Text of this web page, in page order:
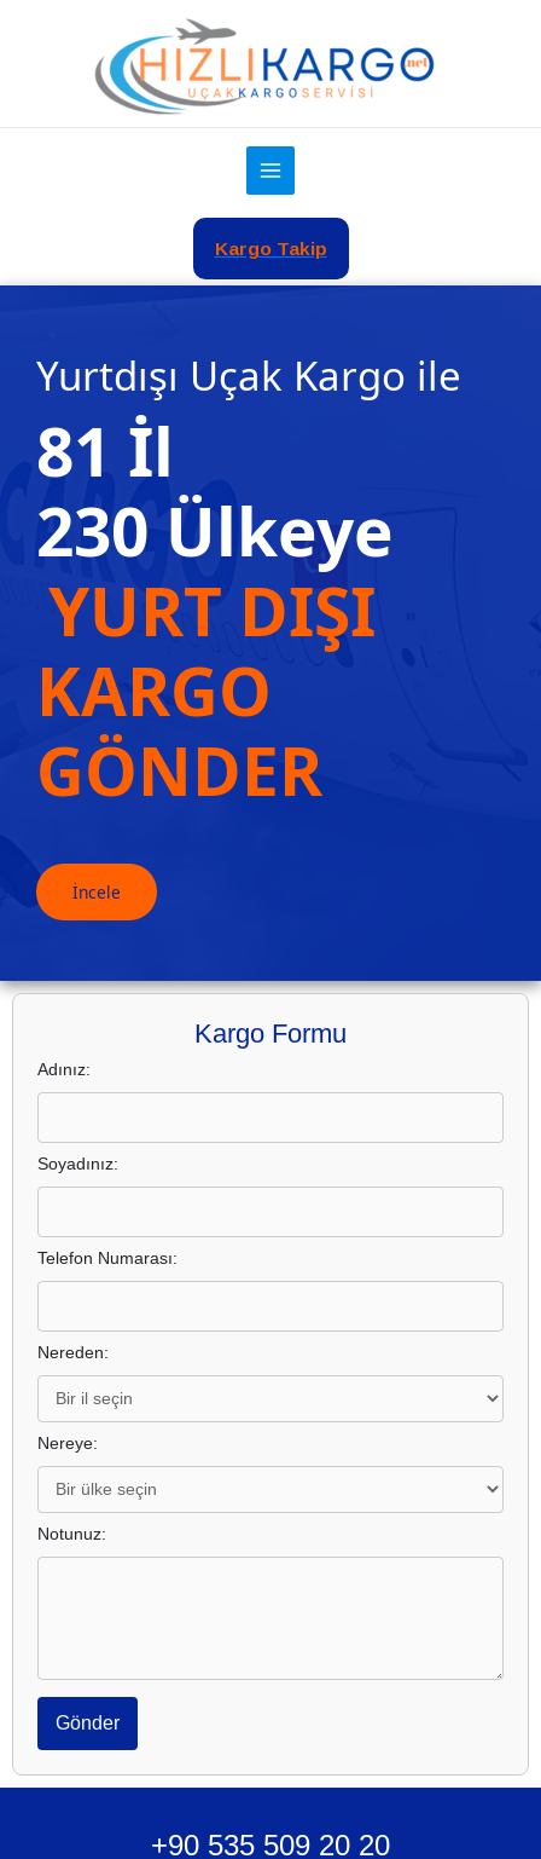
Kargo Takip
Yurtdışı Uçak Kargo ile
81 İl
230 Ülkeye
YURT DIŞI
KARGO
GÖNDER
İncele
Kargo Formu
Adınız:
Soyadınız:
Telefon Numarası:
Nereden:
Nereye:
Notunuz:
Gönder
+90 535 509 20 20